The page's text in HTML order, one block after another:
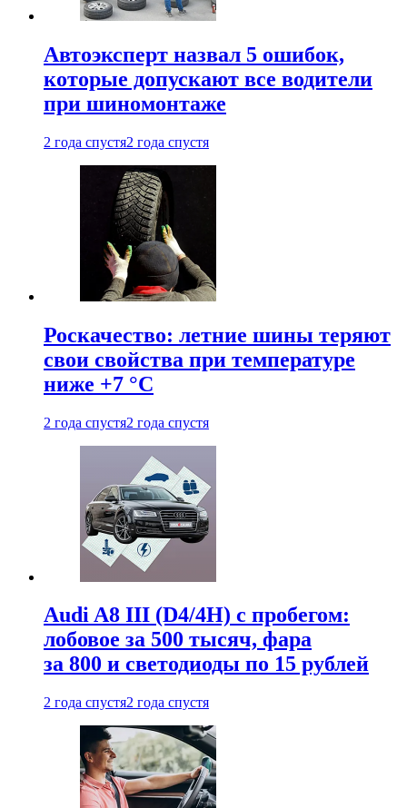
Автоэксперт назвал 5 ошибок,
которые допускают все водители
при шиномонтаже
2 года спустя2 года спустя
Роскачество: летние шины теряют
свои свойства при температуре
ниже +7 °C
2 года спустя2 года спустя
Audi A8 III (D4/4H) c пробегом:
лобовое за 500 тысяч, фара
за 800 и светодиоды по 15 рублей
2 года спустя2 года спустя